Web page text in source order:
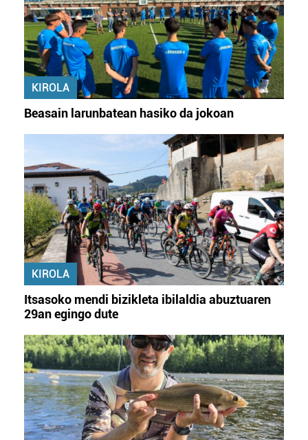
KIROLA
Beasain larunbatean hasiko da jokoan
KIROLA
Itsasoko mendi bizikleta ibilaldia abuztuaren
29an egingo dute